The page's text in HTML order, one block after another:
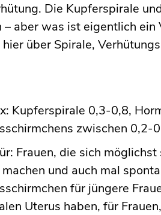
Die Kupferspirale
aber was ist eigentlich ein
über Spirale,
Kupferspirale 0,3-0,8,
zwischen 0,2-
Frauen, die sich
und auch mal
für jüngere
Uterus haben, für